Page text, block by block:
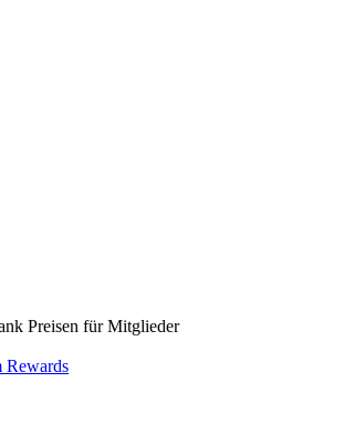
Preisen für Mitglieder
Rewards